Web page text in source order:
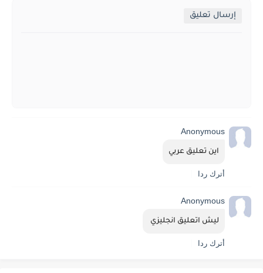
إرسال تعليق
Anonymous
اين تعليق عربي
أترك ردا
Anonymous
ليش اتعليق انجليزي
أترك ردا